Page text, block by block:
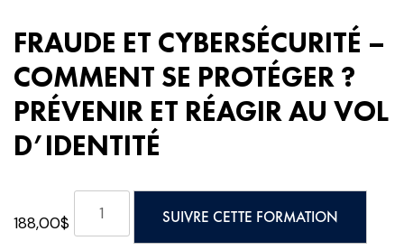
FRAUDE ET CYBERSÉCURITÉ –
COMMENT SE PROTÉGER ?
PRÉVENIR ET RÉAGIR AU VOL
D’IDENTITÉ
188,00$ SUIVRE CETTE FORMATION